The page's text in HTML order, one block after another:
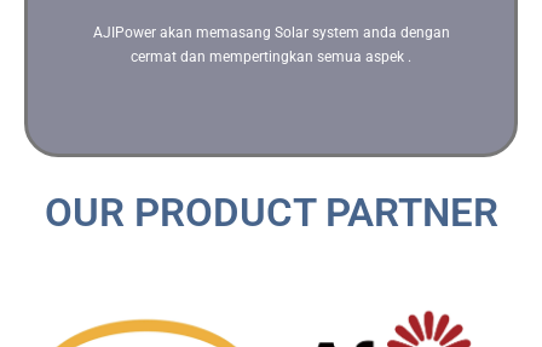
AJIPower akan memasang Solar system anda dengan
cermat dan mempertingkan semua aspek .
Hubungi kami
OUR PRODUCT PARTNER